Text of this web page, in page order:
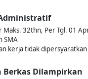
Maks. 32thn, Per Tgl. 01
SMA
kerja tidak dipersyaratkan
Berkas Dilampirkan